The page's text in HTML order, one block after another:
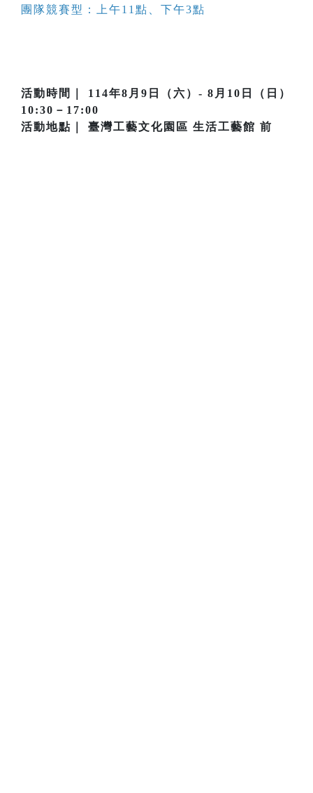
團隊競賽型：上午11點、下午3點
活動時間｜ 114年8月9日（六）- 8月10日（日）
10:30－17:00
活動地點｜ 臺灣工藝文化園區 生活工藝館 前